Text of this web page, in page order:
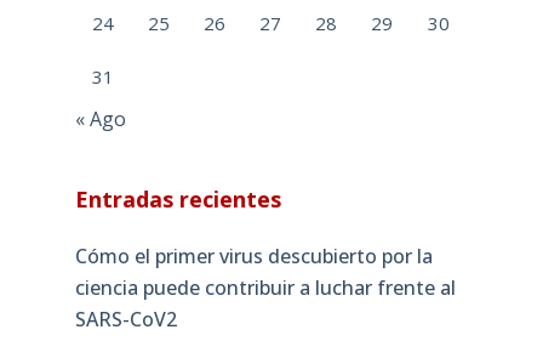
24 25 26 27 28 29 30
31
« Ago
Entradas recientes
Cómo el primer virus descubierto por la
ciencia puede contribuir a luchar frente al
SARS-CoV2